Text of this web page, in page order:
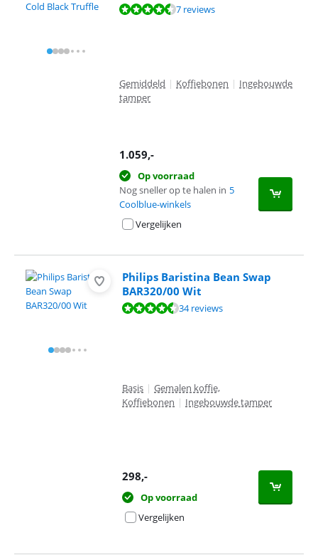
Beoordeling is 8,9 van de 10, gebaseerd op 7 reviews.
7 reviews
Gemiddeld | Koffiebonen | Ingebouwde
tamper
1.059,-
Op voorraad
Nog sneller op te halen in 5
Coolblue-winkels
Vergelijken
Philips Baristina Bean Swap
BAR320/00 Wit
Beoordeling is 8,7 van de 10, gebaseerd op 34 reviews.
34 reviews
Basis | Gemalen koffie,
Koffiebonen | Ingebouwde tamper
298,-
Op voorraad
Vergelijken